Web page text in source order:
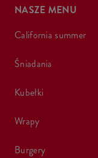
NASZE MENU
california summer
śniadania
kubełki
wrapy
burgery